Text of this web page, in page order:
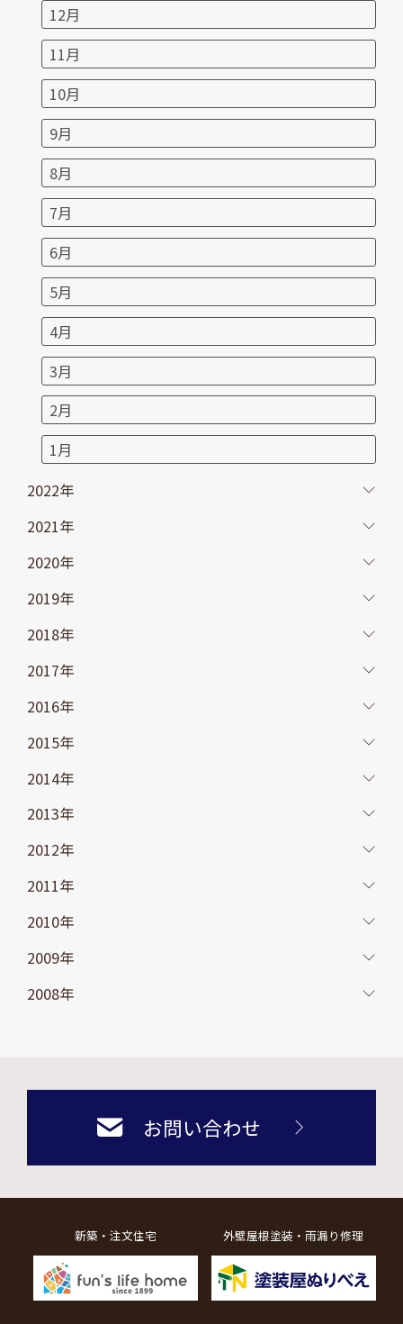
12月
11月
10月
9月
8月
7月
6月
5月
4月
3月
2月
1月
2022年
2021年
2020年
2019年
2018年
2017年
2016年
2015年
2014年
2013年
2012年
2011年
2010年
2009年
2008年
お問い合わせ
新築・注文住宅 外壁屋根塗装・雨漏り修理